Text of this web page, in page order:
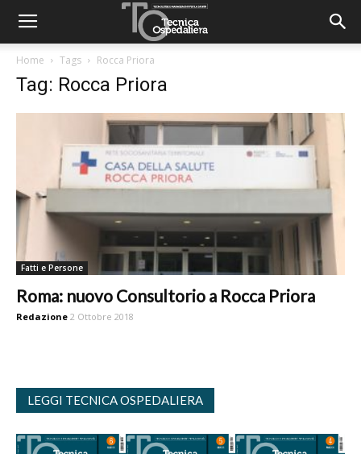
Home Tags Rocca Priora
Tag: Rocca Priora
Fatti e Persone
Roma: nuovo Consultorio a Rocca Priora
Redazione 2 Ottobre 2018
LEGGI TECNICA OSPEDALIERA